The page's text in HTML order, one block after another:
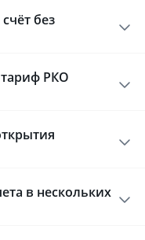
без
РКО
в нескольких